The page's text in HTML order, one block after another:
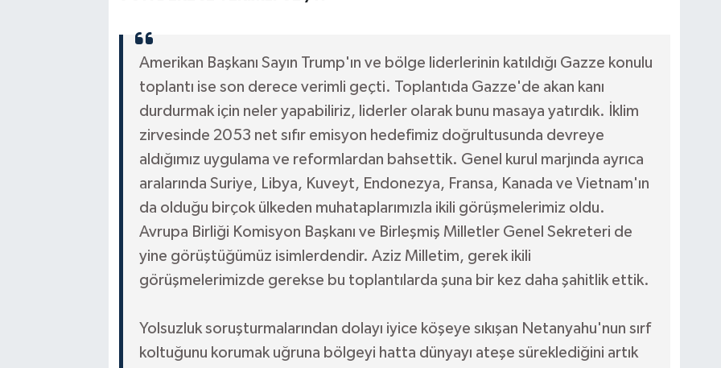
Amerikan Başkanı Sayın Trump'ın ve bölge liderlerinin katıldığı Gazze konulu
toplantı ise son derece verimli geçti. Toplantıda Gazze'de akan kanı
durdurmak için neler yapabiliriz, liderler olarak bunu masaya yatırdık. İklim
zirvesinde 2053 net sıfır emisyon hedefimiz doğrultusunda devreye
aldığımız uygulama ve reformlardan bahsettik. Genel kurul marjında ayrıca
aralarında Suriye, Libya, Kuveyt, Endonezya, Fransa, Kanada ve Vietnam'ın
da olduğu birçok ülkeden muhataplarımızla ikili görüşmelerimiz oldu.
Avrupa Birliği Komisyon Başkanı ve Birleşmiş Milletler Genel Sekreteri de
yine görüştüğümüz isimlerdendir. Aziz Milletim, gerek ikili
görüşmelerimizde gerekse bu toplantılarda şuna bir kez daha şahitlik ettik.
Yolsuzluk soruşturmalarından dolayı iyice köşeye sıkışan Netanyahu'nun sırf
koltuğunu korumak uğruna bölgeyi hatta dünyayı ateşe süreklediğini artık